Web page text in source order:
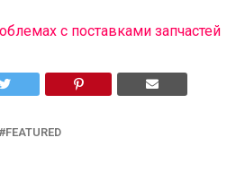
с поставками запчастей
FEATURED